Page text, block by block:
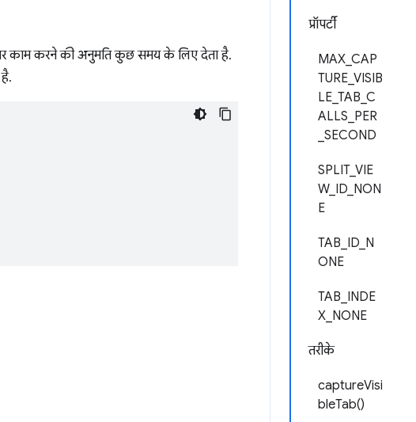
प्रॉपर्टी
MAX_CAP
TURE_VISIB
LE_TAB_C
ALLS_PER
_SECOND
SPLIT_VIE
W_ID_NON
E
TAB_ID_N
ONE
TAB_INDE
X_NONE
तरीके
captureVisi
bleTab()
काम करने की अनुमति कुछ समय के लिए देता है.